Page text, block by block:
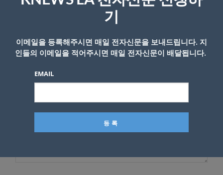
답글 남기기
이메일 주소는 공개되지 않습니다.
댓글*
기
이메일을 등록해주시면 매일 전자신문을 보내드립니다. 지
인들의 이메일을 적어주시면 매일 전자신문이 배달됩니다.
EMAIL